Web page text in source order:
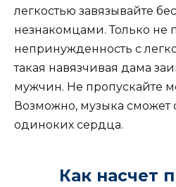
легкостью завязывайте
незнакомцами. Только не
непринужденность с
такая навязчивая дама
мужчин. Не пропускайте
Возможно, музыка сможет
одиноких сердца.
Как насчет